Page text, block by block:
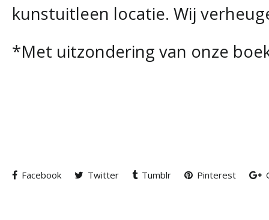
kunstuitleen locatie. Wij
*Met uitzondering van onze
Facebook Twitter Tumblr Pinterest